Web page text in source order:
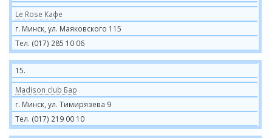
Le Rose Кафе
г. Минск, ул. Маяковского 115
Тел. (017) 285 10 06
15.
Madison club Бар
г. Минск, ул. Тимирязева 9
Тел. (017) 219 00 10